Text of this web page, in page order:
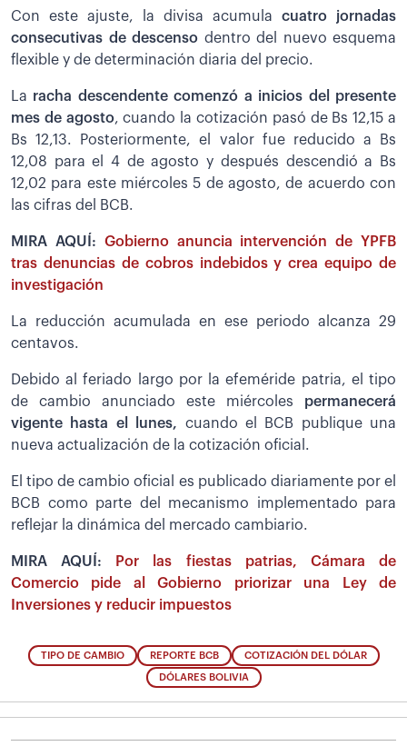
Con este ajuste, la divisa acumula cuatro jornadas
consecutivas de descenso dentro del nuevo esquema
flexible y de determinación diaria del precio.
La racha descendente comenzó a inicios del presente
mes de agosto, cuando la cotización pasó de Bs 12,15 a
Bs 12,13. Posteriormente, el valor fue reducido a Bs
12,08 para el 4 de agosto y después descendió a Bs
12,02 para este miércoles 5 de agosto, de acuerdo con
las cifras del BCB.
MIRA AQUÍ: Gobierno anuncia intervención de YPFB
tras denuncias de cobros indebidos y crea equipo de
investigación
La reducción acumulada en ese periodo alcanza 29
centavos.
Debido al feriado largo por la efeméride patria, el tipo
de cambio anunciado este miércoles permanecerá
vigente hasta el lunes, cuando el BCB publique una
nueva actualización de la cotización oficial.
El tipo de cambio oficial es publicado diariamente por el
BCB como parte del mecanismo implementado para
reflejar la dinámica del mercado cambiario.
MIRA AQUÍ:
Por las fiestas patrias, Cámara de
Comercio pide al Gobierno priorizar una Ley de
Inversiones y reducir impuestos
TIPO DE CAMBIO REPORTE BCB COTIZACIÓN DEL DÓLAR
DÓLARES BOLIVIA